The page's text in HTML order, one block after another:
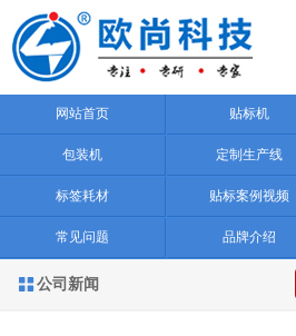
网站首页 贴标机
包装机 定制生产线
标签耗材 贴标案例视频
常见问题 品牌介绍
 公司新闻